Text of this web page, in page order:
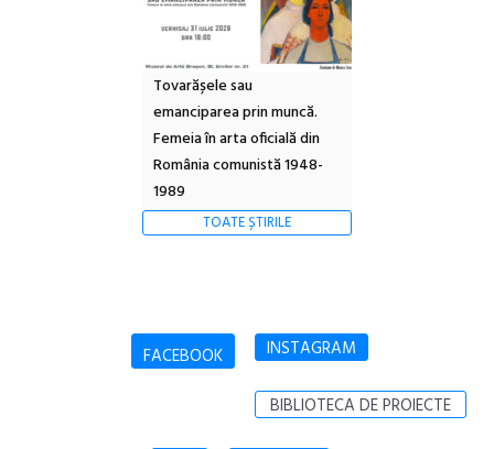
Tovarășele sau
emanciparea prin muncă.
Femeia în arta oficială din
România comunistă 1948-
1989
TOATE ȘTIRILE
FACEBOOK INSTAGRAM
BIBLIOTECA DE PROIECTE